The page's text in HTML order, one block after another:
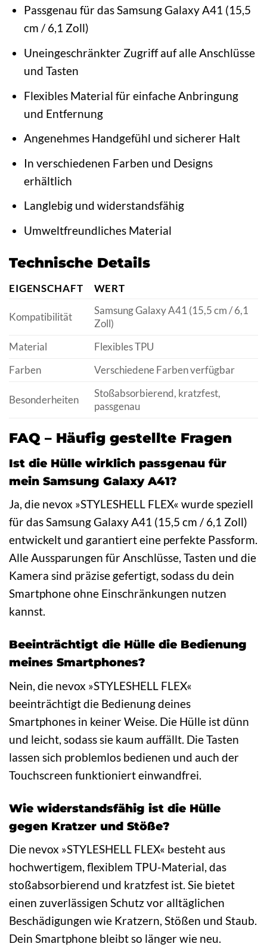
Passgenau für das Samsung Galaxy A41 (15,5
cm / 6,1 Zoll)
Uneingeschränkter Zugriff auf alle Anschlüsse
und Tasten
Flexibles Material für einfache Anbringung
und Entfernung
Angenehmes Handgefühl und sicherer Halt
In verschiedenen Farben und Designs
erhältlich
Langlebig und widerstandsfähig
Umweltfreundliches Material
Technische Details
EIGENSCHAFT WERT
Kompatibilität
Samsung Galaxy A41 (15,5 cm / 6,1
Zoll)
Material
Flexibles TPU
Farben
Verschiedene Farben verfügbar
Besonderheiten
Stoßabsorbierend, kratzfest,
passgenau
FAQ – Häufig gestellte Fragen
Ist die Hülle wirklich passgenau für
mein Samsung Galaxy A41?
Ja, die nevox »STYLESHELL FLEX« wurde speziell
für das Samsung Galaxy A41 (15,5 cm / 6,1 Zoll)
entwickelt und garantiert eine perfekte Passform.
Alle Aussparungen für Anschlüsse, Tasten und die
Kamera sind präzise gefertigt, sodass du dein
Smartphone ohne Einschränkungen nutzen
kannst.
Beeinträchtigt die Hülle die Bedienung
meines Smartphones?
Nein, die nevox »STYLESHELL FLEX«
beeinträchtigt die Bedienung deines
Smartphones in keiner Weise. Die Hülle ist dünn
und leicht, sodass sie kaum auffällt. Die Tasten
lassen sich problemlos bedienen und auch der
Touchscreen funktioniert einwandfrei.
Wie widerstandsfähig ist die Hülle
gegen Kratzer und Stöße?
Die nevox »STYLESHELL FLEX« besteht aus
hochwertigem, flexiblem TPU-Material, das
stoßabsorbierend und kratzfest ist. Sie bietet
einen zuverlässigen Schutz vor alltäglichen
Beschädigungen wie Kratzern, Stößen und Staub.
Dein Smartphone bleibt so länger wie neu.